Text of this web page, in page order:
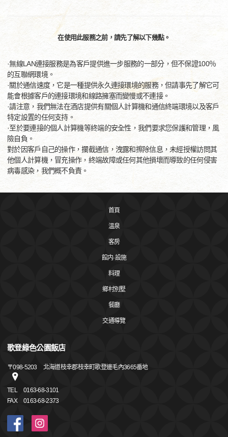
在使用此服務之前，請先了解以下幾點。
·無線LAN連接服務是為客戶提供進一步服務的一部分，但不保證100％
的互聯網環境。
·關於通信速度，它是一種提供永久連接環境的服務，但請事先了解它可
能會根據客戶的連接環境和線路擁塞而變慢或不連接。
·請注意，我們無法在酒店提供有關個人計算機和通信終端環境以及客戶
特定設置的任何支持。
·至於要連接的個人計算機等終端的安全性，我們要求您保護和管理，風
險自負。
對於因客戶自己的操作，攔截通信，洩露和擦除信息，未經授權訪問其
他個人計算機，冒充操作，終端故障或任何其他損壞而導致的任何侵害
病毒感染，我們概不負責。
首頁
溫泉
客房
館内·設施
料理
鄉村別墅
餐廳
交通導覽
歌登綠色公園飯店
〒098-5203 北海道枝幸郡枝幸町歌登邊毛內3665番地
TEL
0163-68-3101
FAX
0163-68-2373